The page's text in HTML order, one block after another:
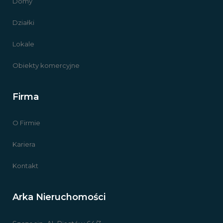
Działki
Lokale
Obiekty komercyjne
Firma
O Firmie
Kariera
Kontakt
Arka Nieruchomości